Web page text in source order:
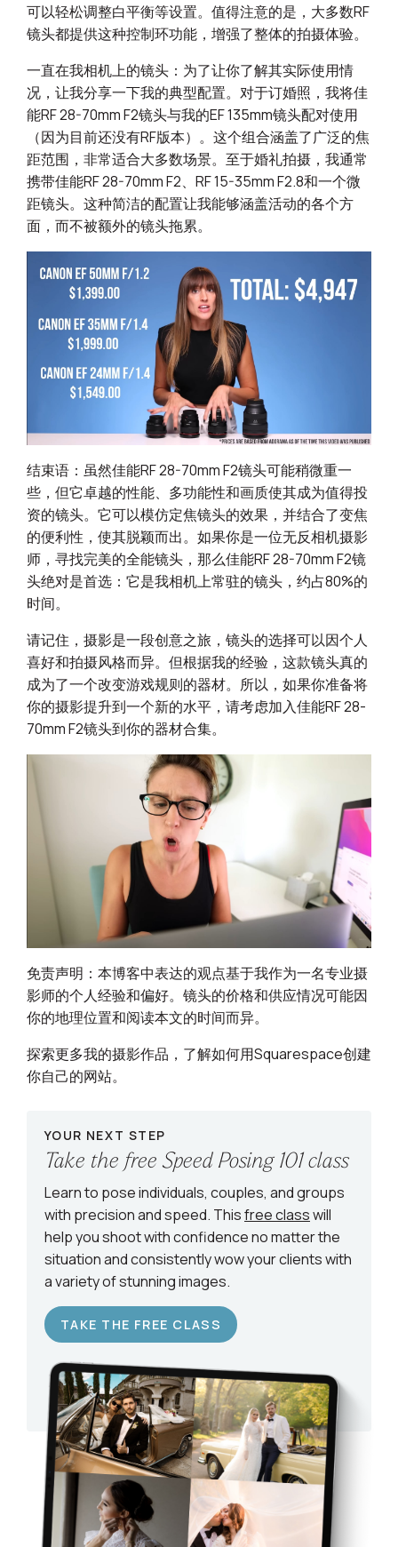
可以轻松调整白平衡等设置。值得注意的是，大多数RF
镜头都提供这种控制环功能，增强了整体的拍摄体验。
一直在我相机上的镜头：为了让你了解其实际使用情
况，让我分享一下我的典型配置。对于订婚照，我将佳
能RF 28-70mm F2镜头与我的EF 135mm镜头配对使用
（因为目前还没有RF版本）。这个组合涵盖了广泛的焦
距范围，非常适合大多数场景。至于婚礼拍摄，我通常
携带佳能RF 28-70mm F2、RF 15-35mm F2.8和一个微
距镜头。这种简洁的配置让我能够涵盖活动的各个方
面，而不被额外的镜头拖累。
结束语：虽然佳能RF 28-70mm F2镜头可能稍微重一
些，但它卓越的性能、多功能性和画质使其成为值得投
资的镜头。它可以模仿定焦镜头的效果，并结合了变焦
的便利性，使其脱颖而出。如果你是一位无反相机摄影
师，寻找完美的全能镜头，那么佳能RF 28-70mm F2镜
头绝对是首选：它是我相机上常驻的镜头，约占80%的
时间。
请记住，摄影是一段创意之旅，镜头的选择可以因个人
喜好和拍摄风格而异。但根据我的经验，这款镜头真的
成为了一个改变游戏规则的器材。所以，如果你准备将
你的摄影提升到一个新的水平，请考虑加入佳能RF 28-
70mm F2镜头到你的器材合集。
免责声明：本博客中表达的观点基于我作为一名专业摄
影师的个人经验和偏好。镜头的价格和供应情况可能因
你的地理位置和阅读本文的时间而异。
探索更多我的摄影作品，了解如何用Squarespace创建
你自己的网站。
YOUR NEXT STEP
Take the free Speed Posing 101 class
Learn to pose individuals, couples, and groups
with precision and speed. Thisfree classwill
help you shoot with confidence no matter the
situation and consistently wow your clients with
a variety of stunning images.
TAKE THE FREE CLASS